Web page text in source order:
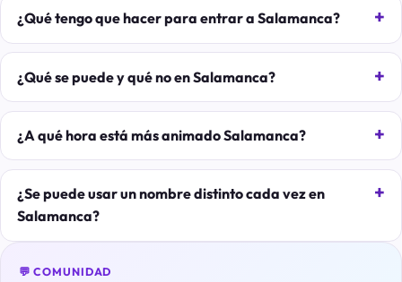
¿Qué tengo que hacer para entrar a Salamanca?
¿Qué se puede y qué no en Salamanca?
¿A qué hora está más animado Salamanca?
¿Se puede usar un nombre distinto cada vez en
Salamanca?
💬 COMUNIDAD